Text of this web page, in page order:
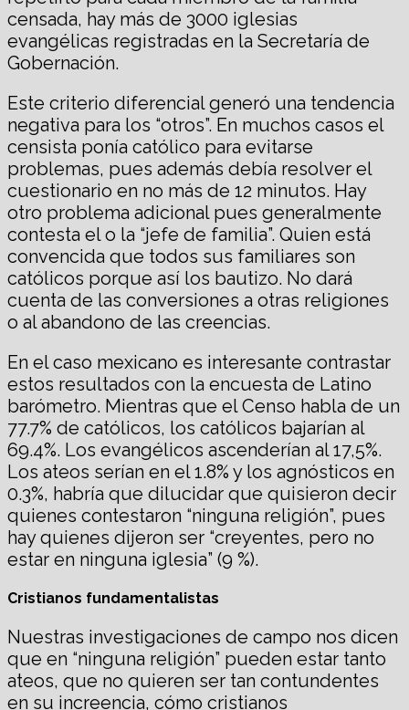
censada, hay más de 3000 iglesias
evangélicas registradas en la Secretaría de
Gobernación.
Este criterio diferencial generó una tendencia
negativa para los “otros”. En muchos casos el
censista ponía católico para evitarse
problemas, pues además debía resolver el
cuestionario en no más de 12 minutos. Hay
otro problema adicional pues generalmente
contesta el o la “jefe de familia”. Quien está
convencida que todos sus familiares son
católicos porque así los bautizo. No dará
cuenta de las conversiones a otras religiones
o al abandono de las creencias.
En el caso mexicano es interesante contrastar
estos resultados con la encuesta de Latino
barómetro. Mientras que el Censo habla de un
77.7% de católicos, los católicos bajarían al
69.4%. Los evangélicos ascenderían al 17,5%.
Los ateos serían en el 1.8% y los agnósticos en
0.3%, habría que dilucidar que quisieron decir
quienes contestaron “ninguna religión”, pues
hay quienes dijeron ser “creyentes, pero no
estar en ninguna iglesia” (9 %).
Cristianos fundamentalistas
Nuestras investigaciones de campo nos dicen
que en “ninguna religión” pueden estar tanto
ateos, que no quieren ser tan contundentes
en su increencia, cómo cristianos